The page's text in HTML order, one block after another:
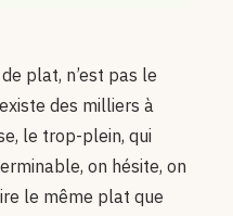
plat, n’est pas le
des milliers à
le trop-plein, qui
on hésite, on
le même plat que